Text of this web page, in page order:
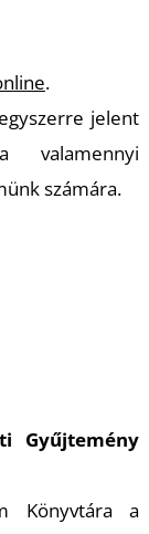
.
jelent
valamennyi
számára.
Gyűjtemény
Könyvtára a